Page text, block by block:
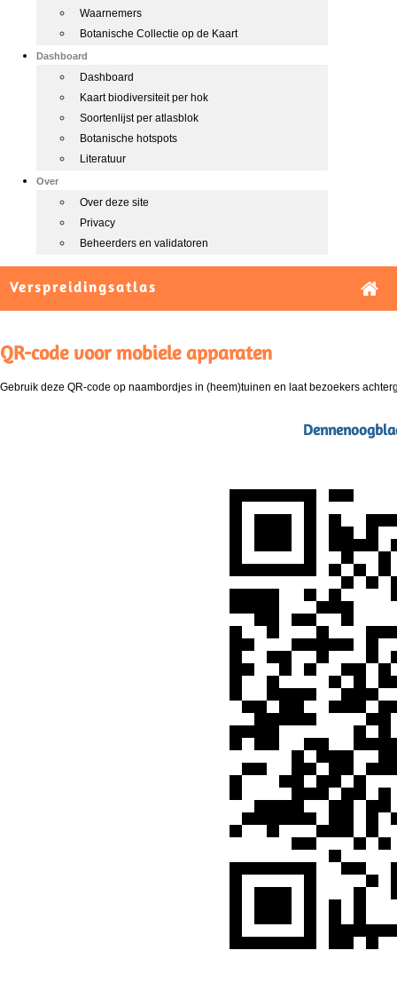
Waarnemers
Botanische Collectie op de Kaart
Dashboard
Dashboard
Kaart biodiversiteit per hok
Soortenlijst per atlasblok
Botanische hotspots
Literatuur
Over
Over deze site
Privacy
Beheerders en validatoren
Verspreidingsatlas
QR-code voor mobiele apparaten
Gebruik deze QR-code op naambordjes in (heem)tuinen en laat bezoekers